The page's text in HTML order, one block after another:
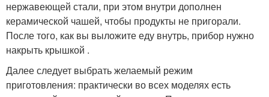
нержавеющей стали, при этом внутри дополнен
керамической чашей, чтобы продукты не пригорали.
После того, как вы выложите еду внутрь, прибор нужно
накрыть крышкой .
Далее следует выбрать желаемый режим
приготовления: практически во всех моделях есть